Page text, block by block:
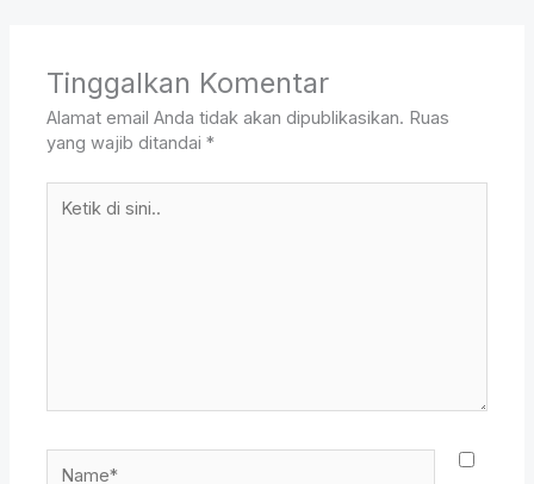
Tinggalkan Komentar
Alamat email Anda tidak akan dipublikasikan. Ruas
yang wajib ditandai*